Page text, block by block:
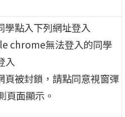
學點入下列網址登入
chrome無法登入的同學
入
頁被封鎖，請點同意視窗彈
頁面顯示。